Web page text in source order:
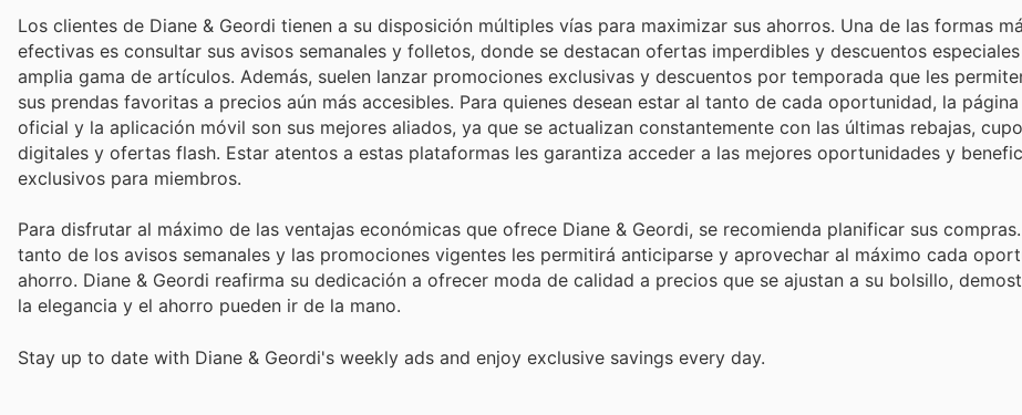
Los clientes de Diane & Geordi tienen a su disposición múltiples vías para maximizar sus ahorros. Una de las formas
efectivas es consultar sus avisos semanales y folletos, donde se destacan ofertas imperdibles y descuentos especiales
amplia gama de artículos. Además, suelen lanzar promociones exclusivas y descuentos por temporada que les
sus prendas favoritas a precios aún más accesibles. Para quienes desean estar al tanto de cada oportunidad, la
oficial y la aplicación móvil son sus mejores aliados, ya que se actualizan constantemente con las últimas rebajas,
digitales y ofertas flash. Estar atentos a estas plataformas les garantiza acceder a las mejores oportunidades y
exclusivos para miembros.
Para disfrutar al máximo de las ventajas económicas que ofrece Diane & Geordi, se recomienda planificar sus
tanto de los avisos semanales y las promociones vigentes les permitirá anticiparse y aprovechar al máximo cada
ahorro. Diane & Geordi reafirma su dedicación a ofrecer moda de calidad a precios que se ajustan a su bolsillo,
la elegancia y el ahorro pueden ir de la mano.
Stay up to date with Diane & Geordi's weekly ads and enjoy exclusive savings every day.